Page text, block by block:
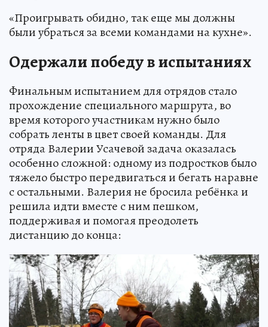
«Проигрывать обидно, так еще мы должны
были убраться за всеми командами на кухне».
Одержали победу в испытаниях
Финальным испытанием для отрядов стало
прохождение специального маршрута, во
время которого участникам нужно было
собрать ленты в цвет своей команды. Для
отряда Валерии Усачевой задача оказалась
особенно сложной: одному из подростков было
тяжело быстро передвигаться и бегать наравне
с остальными. Валерия не бросила ребёнка и
решила идти вместе с ним пешком,
поддерживая и помогая преодолеть
дистанцию до конца: